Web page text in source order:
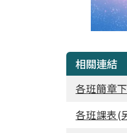
相關連結
各班簡章
各班課表(